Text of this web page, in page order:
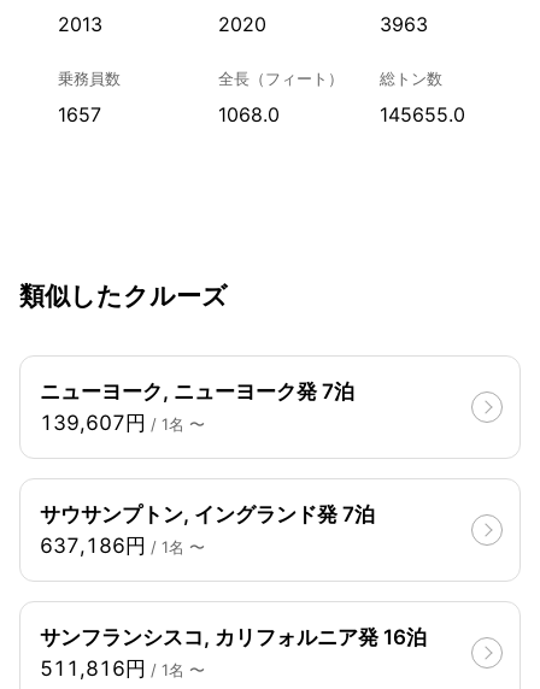
2013 2020 3963
乗務員数
1657
全長（フィート）
1068.0
総トン数
145655.0
類似したクルーズ
ニューヨーク, ニューヨーク発 7泊
139,607円 / 1名 〜
サウサンプトン, イングランド発 7泊
637,186円 / 1名 〜
サンフランシスコ, カリフォルニア発 16泊
511,816円 / 1名 〜